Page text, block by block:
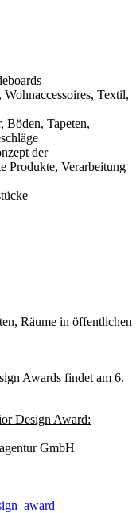
Textil,
Böden, Tapeten,
der
Produkte, Verarbeitung
Räume in öffentlichen
Awards findet am 6.
Design Award:
GmbH